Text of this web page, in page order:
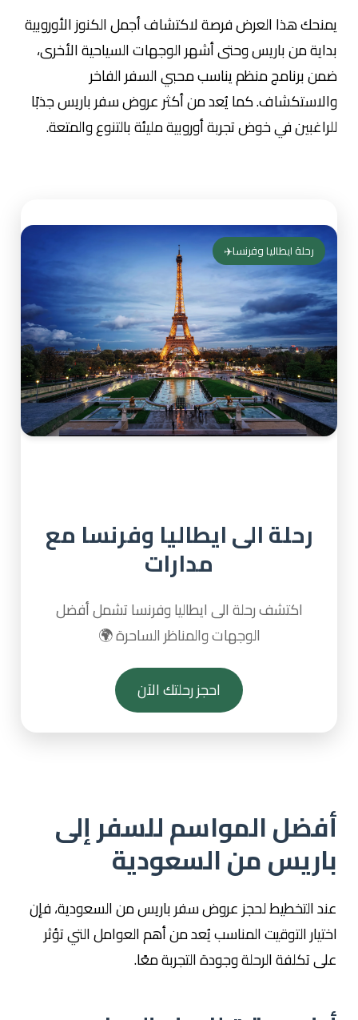
يمنحك هذا العرض فرصة لاكتشاف أجمل الكنوز الأوروبية
بداية من باريس وحتى أشهر الوجهات السياحية الأخرى،
ضمن برنامج منظم يناسب محبي السفر الفاخر
والاستكشاف. كما يُعد من أكثر عروض سفر باريس جذبًا
للراغبين في خوض تجربة أوروبية مليئة بالتنوع والمتعة.
رحلة ايطاليا وفرنسا✈️
رحلة الى ايطاليا وفرنسا مع
مدارات
اكتشف رحلة الى ايطاليا وفرنسا تشمل أفضل
الوجهات والمناظر الساحرة 🌍
احجز رحلتك الآن
أفضل المواسم للسفر إلى
باريس من السعودية
عند التخطيط لحجز عروض سفر باريس من السعودية، فإن
اختيار التوقيت المناسب يُعد من أهم العوامل التي تؤثر
على تكلفة الرحلة وجودة التجربة معًا.